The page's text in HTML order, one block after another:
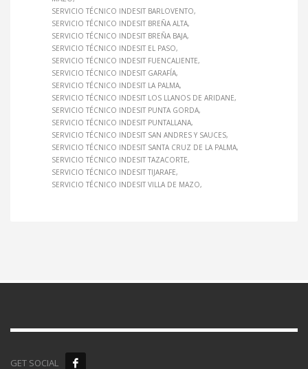
SERVICIO TÉCNICO INDESIT BARLOVENTO
SERVICIO TÉCNICO INDESIT BREÑA ALTA
SERVICIO TÉCNICO INDESIT BREÑA BAJA
SERVICIO TÉCNICO INDESIT EL PASO
SERVICIO TÉCNICO INDESIT FUENCALIENTE
SERVICIO TÉCNICO INDESIT GARAFÍA
SERVICIO TÉCNICO INDESIT LA PALMA
SERVICIO TÉCNICO INDESIT LOS LLANOS DE ARIDANE
SERVICIO TÉCNICO INDESIT PUNTA GORDA
SERVICIO TÉCNICO INDESIT PUNTALLANA
SERVICIO TÉCNICO INDESIT SAN ANDRES Y SAUCES
SERVICIO TÉCNICO INDESIT SANTA CRUZ DE LA PALMA
SERVICIO TÉCNICO INDESIT TAZACORTE
SERVICIO TÉCNICO INDESIT TIJARAFE
SERVICIO TÉCNICO INDESIT VILLA DE MAZO
GET SOCIAL